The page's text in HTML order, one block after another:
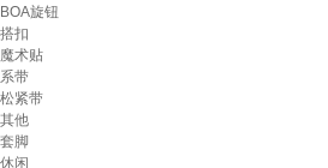
BOA旋钮
搭扣
魔术贴
系带
松紧带
其他
套脚
休闲